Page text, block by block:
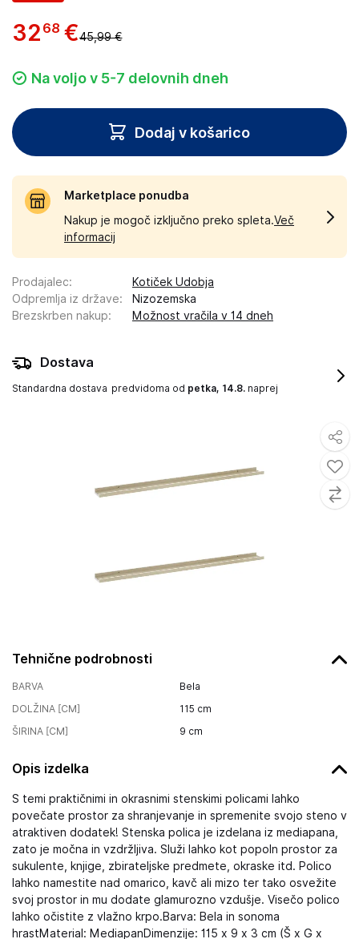
Tehnične podrobnosti
BARVA
Bela
DOLŽINA [CM]
115 cm
ŠIRINA [CM]
9 cm
Opis izdelka
S temi praktičnimi in okrasnimi stenskimi policami lahko
povečate prostor za shranjevanje in spremenite svojo steno v
atraktiven dodatek! Stenska polica je izdelana iz mediapana,
zato je močna in vzdržljiva. Služi lahko kot popoln prostor za
sukulente, knjige, zbirateljske predmete, okraske itd. Polico
lahko namestite nad omarico, kavč ali mizo ter tako osvežite
svoj prostor in mu dodate glamurozno vzdušje. Visečo polico
lahko očistite z vlažno krpo.Barva: Bela in sonoma
hrastMaterial: MediapanDimenzije: 115 x 9 x 3 cm (Š x G x
32 68 €45,99 €
Na voljo v 5-7 delovnih dneh
Dodaj v košarico
Marketplace ponudba
Nakup je mogoč izključno preko spleta.Več
informacij
Prodajalec:
Kotiček Udobja
Odpremlja iz države:
Nizozemska
Brezskrben nakup: Možnost vračila v 14 dneh
Dostava
Standardna dostava predvidoma od petka, 14.8. naprej